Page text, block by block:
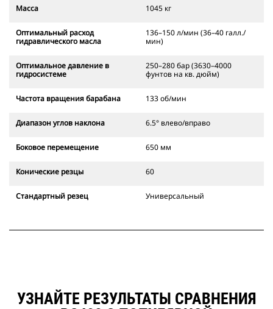
Масса 1045 кг
Оптимальный расход
гидравлического масла
136–150 л/мин (36–40 галл./
мин)
Оптимальное давление в
гидросистеме
250–280 бар (3630–4000
фунтов на кв. дюйм)
Частота вращения барабана 133 об/мин
Диапазон углов наклона 6.5° влево/вправо
Боковое перемещение 650 мм
Конические резцы 60
Стандартный резец Универсальный
УЗНАЙТЕ РЕЗУЛЬТАТЫ СРАВНЕНИЯ